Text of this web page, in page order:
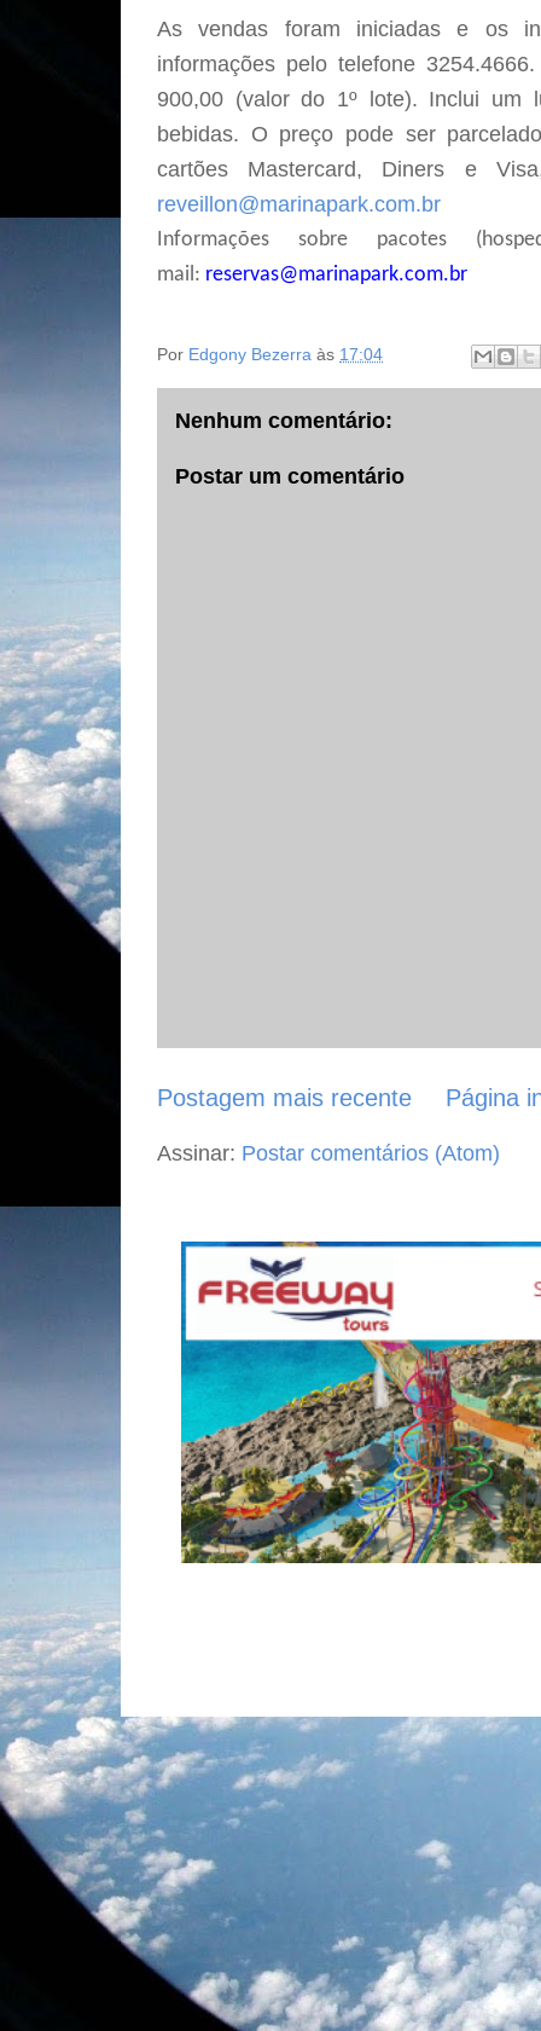
As vendas foram iniciadas e os
informações pelo telefone
900,00 (valor do 1º lote). Inclui
bebidas. O preço pode ser
cartões Mastercard, Diners e
reveillon@marinapark.com.br
Informações sobre pacotes
mail: reservas@marinapark.com.br
Por Edgony Bezerra às 17:04
Nenhum comentário:
Postar um comentário
Postagem mais recente Página
Assinar: Postar comentários (Atom)